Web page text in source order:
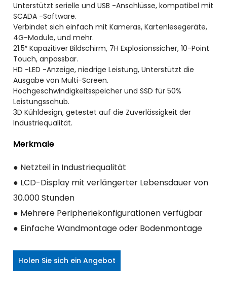
Unterstützt serielle und USB -Anschlüsse, kompatibel mit
SCADA -Software.
Verbindet sich einfach mit Kameras, Kartenlesegeräte,
4G-Module, und mehr.
21.5″ Kapazitiver Bildschirm, 7H Explosionssicher, 10-Point
Touch, anpassbar.
HD -LED -Anzeige, niedrige Leistung, Unterstützt die
Ausgabe von Multi-Screen.
Hochgeschwindigkeitsspeicher und SSD für 50%
Leistungsschub.
3D Kühldesign, getestet auf die Zuverlässigkeit der
Industriequalität.
Merkmale
● Netzteil in Industriequalität
● LCD-Display mit verlängerter Lebensdauer von
30.000 Stunden
● Mehrere Peripheriekonfigurationen verfügbar
● Einfache Wandmontage oder Bodenmontage
Holen Sie sich ein Angebot